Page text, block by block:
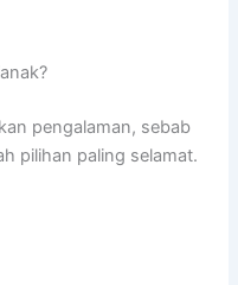
pengalaman, sebab
pilihan paling selamat.